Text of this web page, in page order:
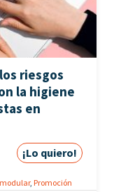
riesgos
la higiene
en
¡Lo quiero!
, Promoción